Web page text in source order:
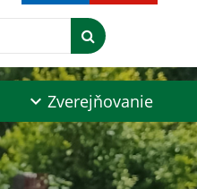
Zverejňovanie